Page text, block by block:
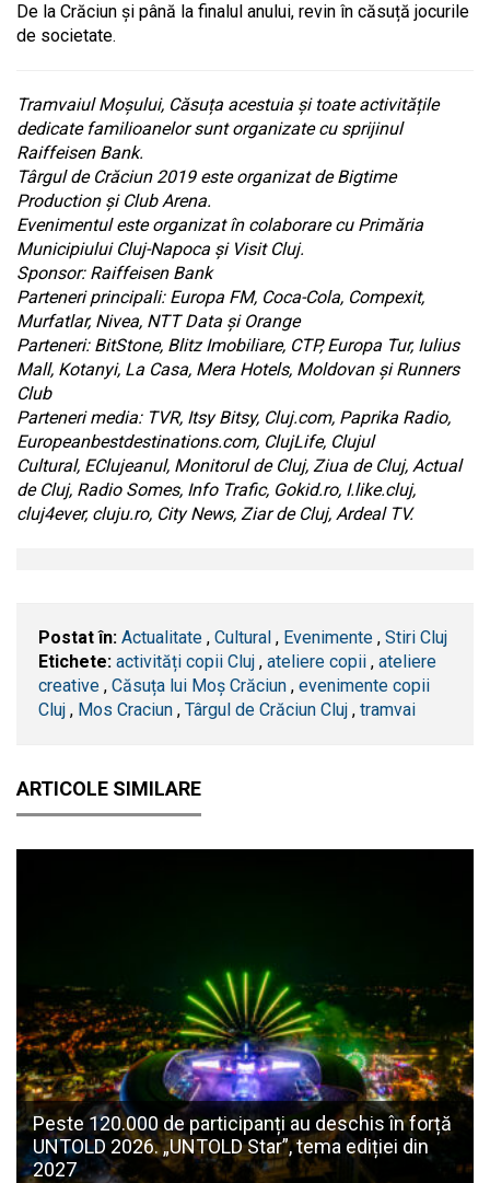
De la Crăciun și până la finalul anului, revin în căsuță jocurile
de societate.
Tramvaiul Moșului, Căsuța acestuia și toate activitățile
dedicate familioanelor sunt organizate cu sprijinul
Raiffeisen Bank.
Târgul de Crăciun 2019 este organizat de Bigtime
Production și Club Arena.
Evenimentul este organizat în colaborare cu Primăria
Municipiului Cluj-Napoca și Visit Cluj.
Sponsor: Raiffeisen Bank
Parteneri principali: Europa FM, Coca-Cola, Compexit,
Murfatlar, Nivea, NTT Data și Orange
Parteneri: BitStone, Blitz Imobiliare, CTP, Europa Tur, Iulius
Mall, Kotanyi, La Casa, Mera Hotels, Moldovan și Runners
Club
Parteneri media: TVR, Itsy Bitsy, Cluj.com, Paprika Radio,
Europeanbestdestinations.com, ClujLife, Clujul
Cultural, EClujeanul, Monitorul de Cluj, Ziua de Cluj, Actual
de Cluj, Radio Somes, Info Trafic, Gokid.ro, I.like.cluj,
cluj4ever, cluju.ro, City News, Ziar de Cluj, Ardeal TV.
Postat în: Actualitate , Cultural , Evenimente , Stiri Cluj
Etichete: activități copii Cluj , ateliere copii , ateliere
creative , Căsuța lui Moș Crăciun , evenimente copii
Cluj , Mos Craciun , Târgul de Crăciun Cluj , tramvai
ARTICOLE SIMILARE
Peste 120.000 de participanți au deschis în forță
UNTOLD 2026. „UNTOLD Star”, tema ediției din
2027